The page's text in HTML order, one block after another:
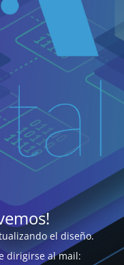
el diseño.
dirigirse al mail: